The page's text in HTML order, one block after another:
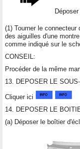
(1) Tourner le connecteur
des aiguilles d'une
comme indiqué sur le
CONSEIL:
Procéder de la même
13. DEPOSER LE
Cliquer ici
14. DEPOSER LE
(a) Déposer le boîtier